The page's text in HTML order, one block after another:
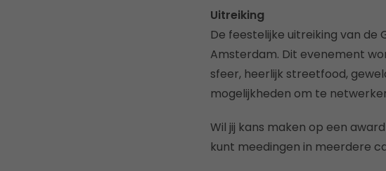
Uitreiking
De feestelijke uitreiking van de
Amsterdam. Dit evenement
sfeer, heerlijk streetfood,
mogelijkheden om te
Wil jij kans maken op een
kunt meedingen in meerdere